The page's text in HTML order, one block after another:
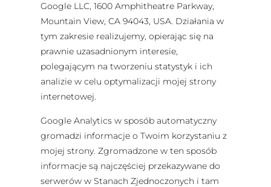
Google LLC, 1600 Amphitheatre Parkway,
Mountain View, CA 94043, USA. Działania w
tym zakresie realizujemy, opierając się na
prawnie uzasadnionym interesie,
polegającym na tworzeniu statystyk i ich
analizie w celu optymalizacji mojej strony
internetowej.
Google Analytics w sposób automatyczny
gromadzi informacje o Twoim korzystaniu z
mojej strony. Zgromadzone w ten sposób
informacje są najczęściej przekazywane do
serwerów w Stanach Zjednoczonych i tam